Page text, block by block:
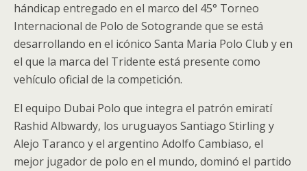
hándicap entregado en el marco del 45° Torneo
Internacional de Polo de Sotogrande que se está
desarrollando en el icónico Santa Maria Polo Club y en
el que la marca del Tridente está presente como
vehículo oficial de la competición.
El equipo Dubai Polo que integra el patrón emiratí
Rashid Albwardy, los uruguayos Santiago Stirling y
Alejo Taranco y el argentino Adolfo Cambiaso, el
mejor jugador de polo en el mundo, dominó el partido